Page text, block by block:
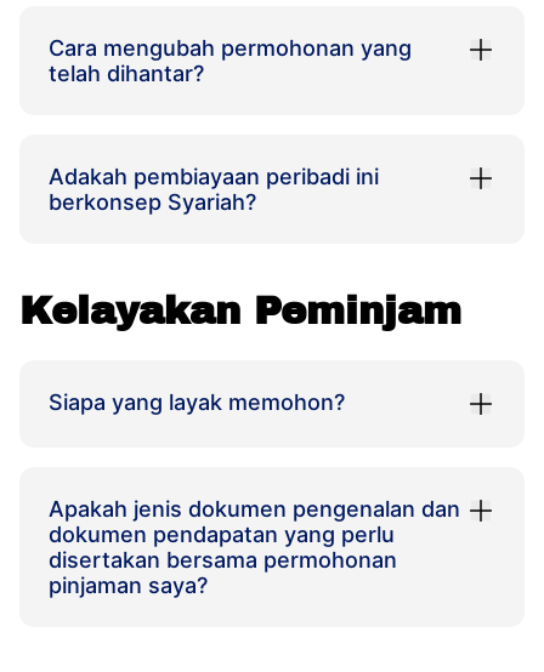
Cara mengubah permohonan yang
telah dihantar?
Adakah pembiayaan peribadi ini
berkonsep Syariah?
Kelayakan Peminjam
Siapa yang layak memohon?
Apakah jenis dokumen pengenalan dan
dokumen pendapatan yang perlu
disertakan bersama permohonan
pinjaman saya?